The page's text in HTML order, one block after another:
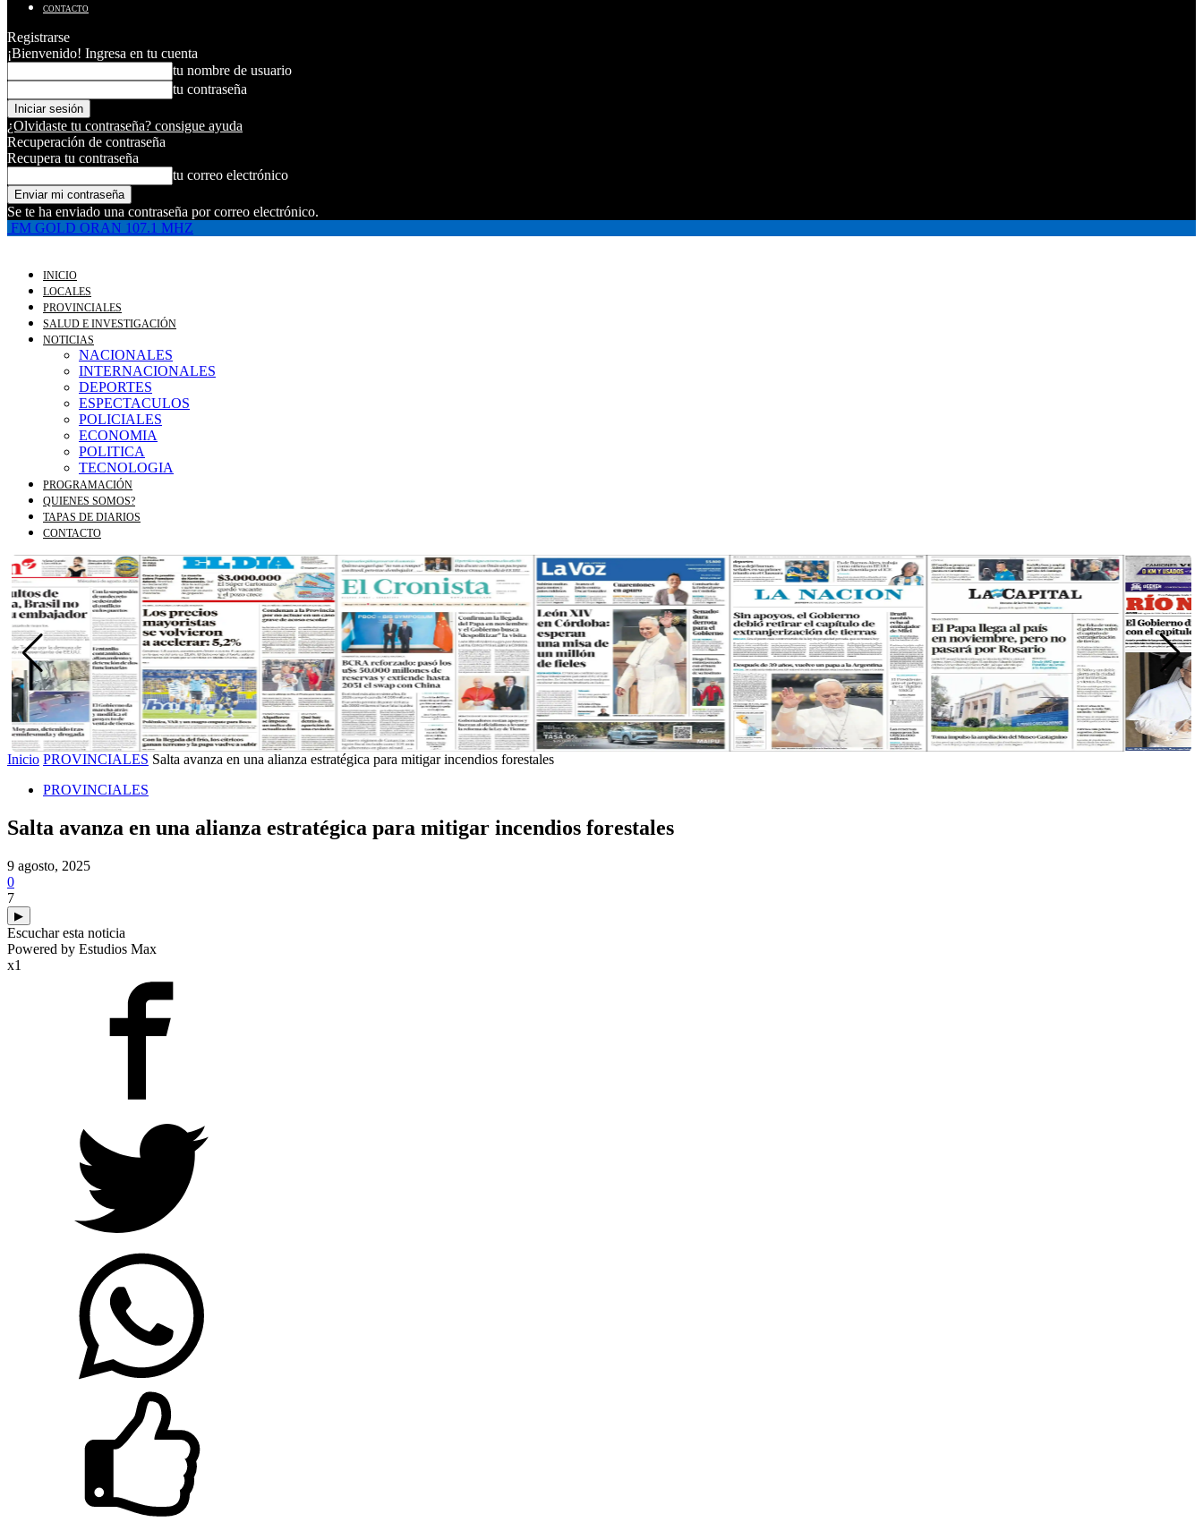
CONTACTO
Registrarse
¡Bienvenido! Ingresa en tu cuenta
tu nombre de usuario
tu contraseña
¿Olvidaste tu contraseña? consigue ayuda
Recuperación de contraseña
Recupera tu contraseña
tu correo electrónico
Se te ha enviado una contraseña por correo electrónico.
FM GOLD ORAN 107.1 MHZ
INICIO
LOCALES
PROVINCIALES
SALUD E INVESTIGACIÓN
NOTICIAS
NACIONALES
INTERNACIONALES
DEPORTES
ESPECTACULOS
POLICIALES
ECONOMIA
POLITICA
TECNOLOGIA
PROGRAMACIÓN
QUIENES SOMOS?
TAPAS DE DIARIOS
CONTACTO
Inicio PROVINCIALES Salta avanza en una alianza estratégica para mitigar incendios forestales
PROVINCIALES
Salta avanza en una alianza estratégica para mitigar incendios forestales
9 agosto, 2025
0
7
▶
Escuchar esta noticia
Powered by Estudios Max
x1